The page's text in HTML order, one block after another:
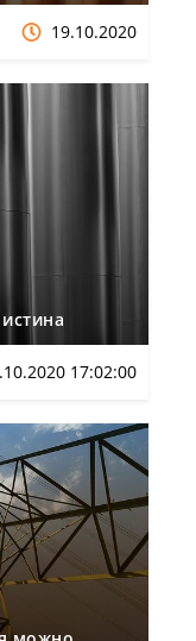
19.10.2020
17:02:00